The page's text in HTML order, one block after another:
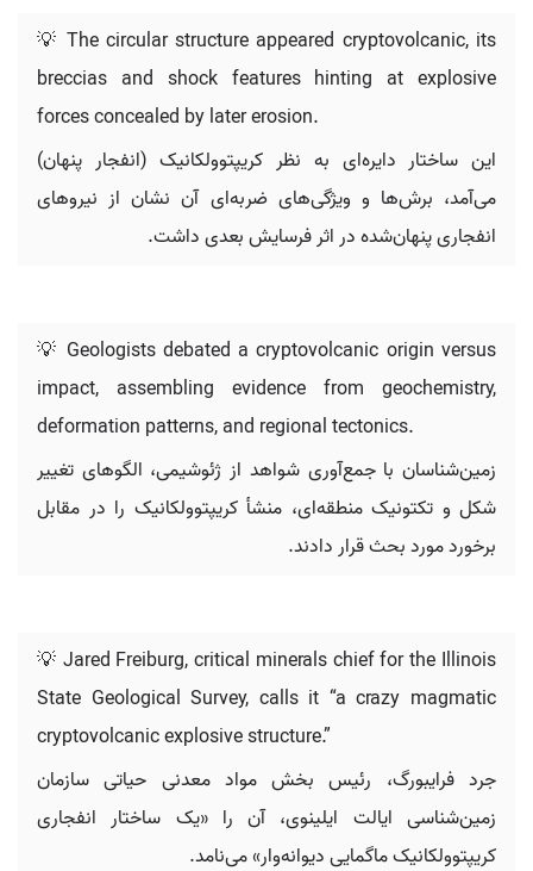
💡 The circular structure appeared cryptovolcanic, its
breccias and shock features hinting at explosive
forces concealed by later erosion.
این ساختار دایره‌ای به نظر کریپتوولکانیک (انفجار پنهان)
می‌آمد، برش‌ها و ویژگی‌های ضربه‌ای آن نشان از نیروهای
انفجاری پنهان‌شده در اثر فرسایش بعدی داشت.
💡 Geologists debated a cryptovolcanic origin versus
impact, assembling evidence from geochemistry,
deformation patterns, and regional tectonics.
زمین‌شناسان با جمع‌آوری شواهد از ژئوشیمی، الگوهای تغییر
شکل و تکتونیک منطقه‌ای، منشأ کریپتوولکانیک را در مقابل
برخورد مورد بحث قرار دادند.
💡 Jared Freiburg, critical minerals chief for the Illinois
State Geological Survey, calls it “a crazy magmatic
cryptovolcanic explosive structure.”
جرد فرایبورگ، رئیس بخش مواد معدنی حیاتی سازمان
زمین‌شناسی ایالت ایلینوی، آن را «یک ساختار انفجاری
کریپتوولکانیک ماگمایی دیوانه‌وار» می‌نامد.